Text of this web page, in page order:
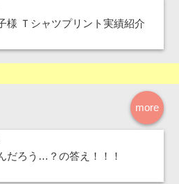
様 Ｔシャツプリント実績紹介
more
だろう…？の答え！！！